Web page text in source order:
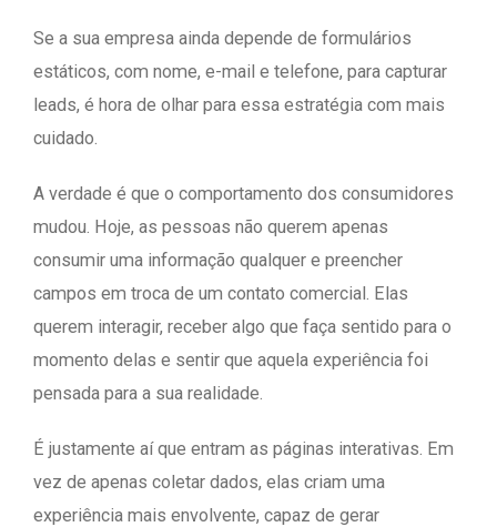
Se a sua empresa ainda depende de formulários
estáticos, com nome, e-mail e telefone, para capturar
leads, é hora de olhar para essa estratégia com mais
cuidado.
A verdade é que o comportamento dos consumidores
mudou. Hoje, as pessoas não querem apenas
consumir uma informação qualquer e preencher
campos em troca de um contato comercial. Elas
querem interagir, receber algo que faça sentido para o
momento delas e sentir que aquela experiência foi
pensada para a sua realidade.
É justamente aí que entram as páginas interativas. Em
vez de apenas coletar dados, elas criam uma
experiência mais envolvente, capaz de gerar